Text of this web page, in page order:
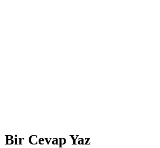
Bir Cevap Yaz